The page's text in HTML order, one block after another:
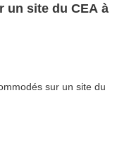
un site du CEA à